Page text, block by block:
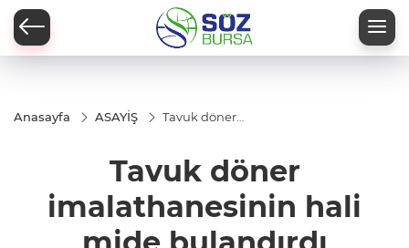
Anasayfa ASAYİŞ
Tavuk döner
bulandırdı
Tavuk döner
imalathanesinin hali